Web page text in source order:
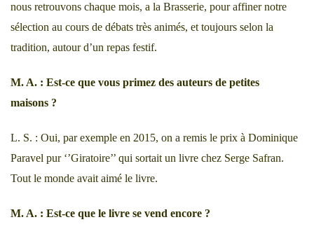
nous retrouvons chaque mois, a la Brasserie, pour affiner notre
sélection au cours de débats très animés, et toujours selon la
tradition, autour d’un repas festif.
M. A. : Est-ce que vous primez des auteurs de petites
maisons ?
L. S. : Oui, par exemple en 2015, on a remis le prix à Dominique
Paravel pur ‘’Giratoire’’ qui sortait un livre chez Serge Safran.
Tout le monde avait aimé le livre.
M. A. : Est-ce que le livre se vend encore ?